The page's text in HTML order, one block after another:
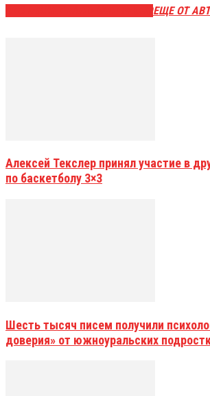
ЕЩЕ ОТ
Алексей Текслер принял участие в
по баскетболу 3×3
Шесть тысяч писем получили
доверия» от южноуральских